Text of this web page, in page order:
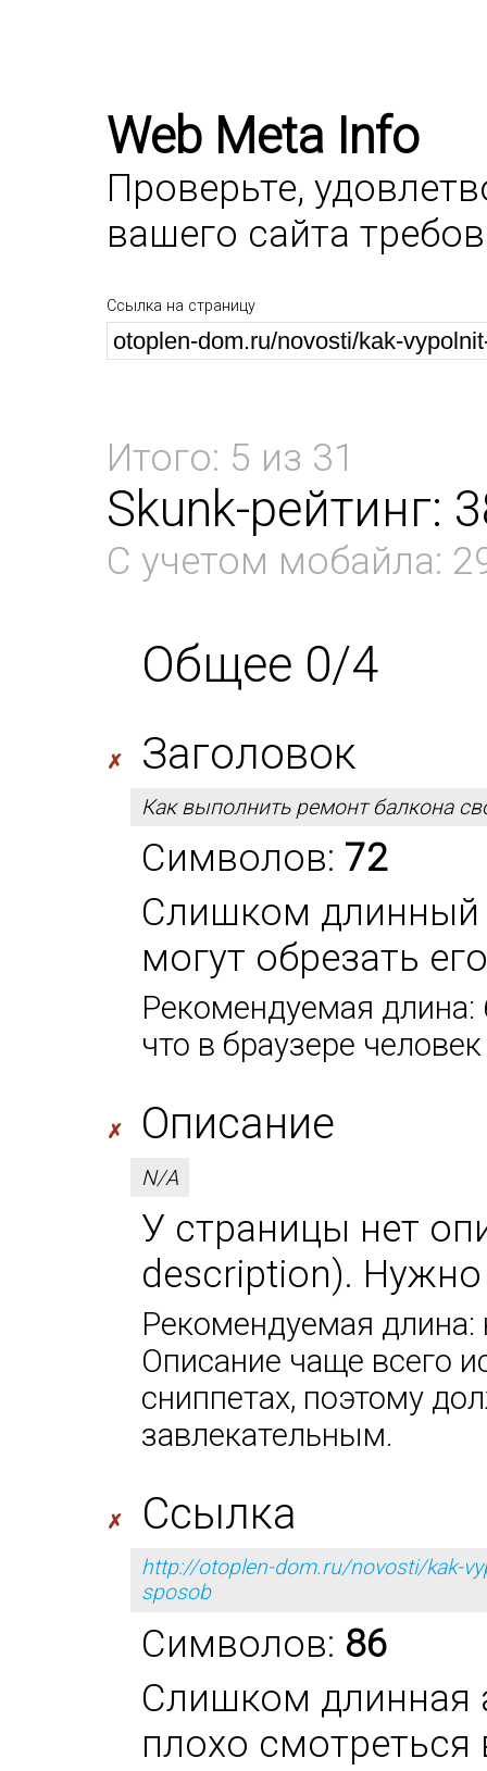
Web Meta Info
Проверьте,
вашего сайта
Ссылка на страницу
Итого: 5 из 31
Skunk-рейтинг:
С учетом мобайла:
Общее 0/4
✗ Заголовок
Как выполнить ремонт балкона
Символов: 72
Слишком длинный
могут обрезать
Рекомендуемая длина:
что в браузере
✗ Описание
N/A
У страницы нет
description).
Рекомендуемая длина:
Описание чаще всего
сниппетах, поэтому
завлекательным.
✗ Ссылка
http://otoplen-dom.ru/novosti/kak-
sposob
Символов: 86
Слишком длинная
плохо смотреться